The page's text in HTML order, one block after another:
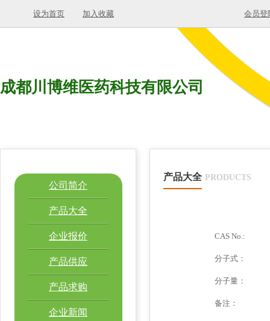
设为首页 加入收藏 会员登
成都川博维医药科技有限公司
公司简介
产品大全
企业报价
产品供应
产品求购
企业新闻
产品大全 PRODUCTS
CAS No.:
分子式：
分子量：
备注：